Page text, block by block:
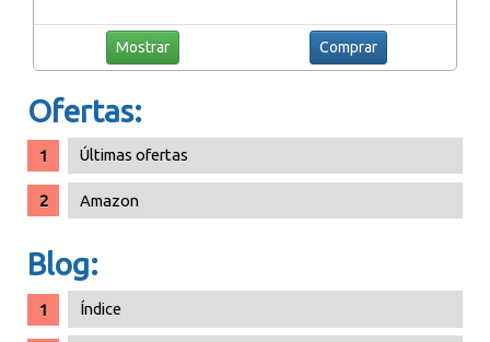
Mostrar Comprar
Ofertas:
Últimas ofertas
Amazon
Blog:
Índice